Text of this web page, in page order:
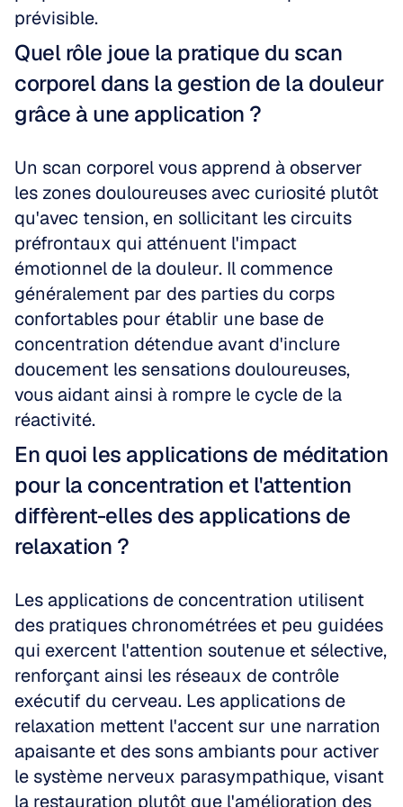
prévisible.
Quel rôle joue la pratique du scan
corporel dans la gestion de la douleur
grâce à une application ?
Un scan corporel vous apprend à observer
les zones douloureuses avec curiosité plutôt
qu'avec tension, en sollicitant les circuits
préfrontaux qui atténuent l'impact
émotionnel de la douleur. Il commence
généralement par des parties du corps
confortables pour établir une base de
concentration détendue avant d'inclure
doucement les sensations douloureuses,
vous aidant ainsi à rompre le cycle de la
réactivité.
En quoi les applications de méditation
pour la concentration et l'attention
diffèrent-elles des applications de
relaxation ?
Les applications de concentration utilisent
des pratiques chronométrées et peu guidées
qui exercent l'attention soutenue et sélective,
renforçant ainsi les réseaux de contrôle
exécutif du cerveau. Les applications de
relaxation mettent l'accent sur une narration
apaisante et des sons ambiants pour activer
le système nerveux parasympathique, visant
la restauration plutôt que l'amélioration des